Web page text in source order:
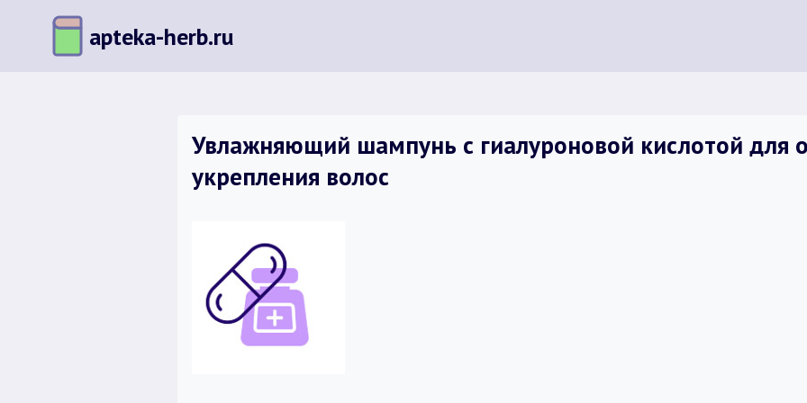
содержимому
apteka-herb.ru
Увлажняющий шампунь с гиалуроновой кислотой для
укрепления волос